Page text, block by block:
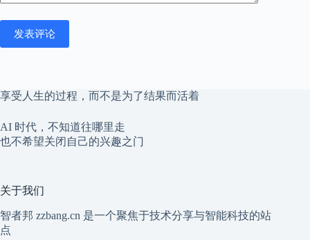
发表评论
享受人生的过程，而不是为了结果而活着
AI 时代，不知道往哪里走
也不希望关闭自己的兴趣之门
关于我们
智者邦 zzbang.cn 是一个聚焦于技术分享与智能科技的站
点